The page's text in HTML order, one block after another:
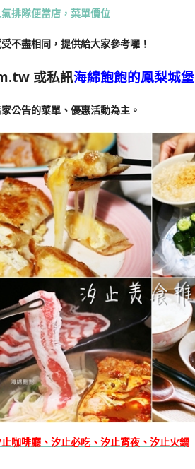
排隊便當店，菜單價位
不盡相同，提供給大家參考囉！
或私訊海綿飽飽的鳳梨城堡
公告的菜單、優惠活動為主。
咖啡廳、汐止必吃、汐止宵夜、汐止火鍋